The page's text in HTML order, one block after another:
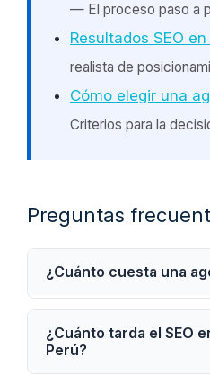
— El proceso paso a
Resultados SEO
realista de
Cómo elegir una
Criterios para la
Preguntas
¿Cuánto cuesta una
¿Cuánto tarda el SEO
Perú?